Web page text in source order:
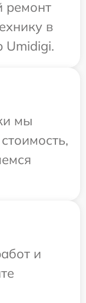
ремонт
в
Umidigi.
мы
и